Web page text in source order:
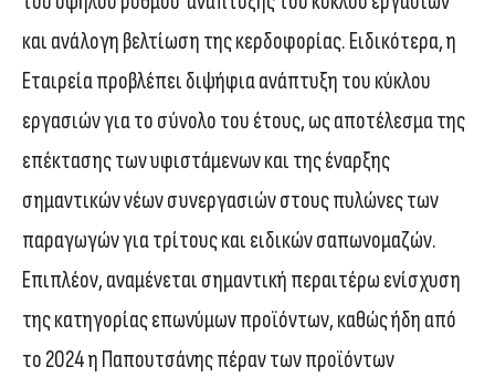
και ανάλογη βελτίωση της κερδοφορίας. Ειδικότερα, η
Εταιρεία προβλέπει διψήφια ανάπτυξη του κύκλου
εργασιών για το σύνολο του έτους, ως αποτέλεσμα της
επέκτασης των υφιστάμενων και της έναρξης
σημαντικών νέων συνεργασιών στους πυλώνες των
παραγωγών για τρίτους και ειδικών σαπωνομαζών.
Επιπλέον, αναμένεται σημαντική περαιτέρω ενίσχυση
της κατηγορίας επωνύμων προϊόντων, καθώς ήδη από
το 2024 η Παπουτσάνης πέραν των προϊόντων